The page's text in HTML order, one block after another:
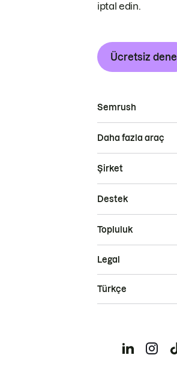
iptal edin.
Ücretsiz dene
Semrush
Daha fazla araç
Şirket
Destek
Topluluk
Legal
Türkçe